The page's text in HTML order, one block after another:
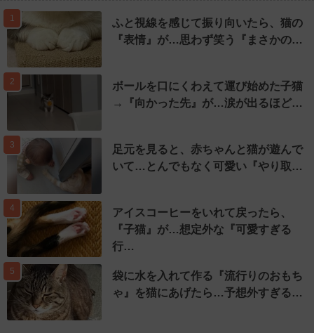
1
ふと視線を感じて振り向いたら、猫の
『表情』が…思わず笑う『まさかの…
2
ボールを口にくわえて運び始めた子猫
→『向かった先』が…涙が出るほど…
3
足元を見ると、赤ちゃんと猫が遊んで
いて…とんでもなく可愛い『やり取…
4
アイスコーヒーをいれて戻ったら、
『子猫』が…想定外な『可愛すぎる
行…
5
袋に水を入れて作る『流行りのおもち
ゃ』を猫にあげたら…予想外すぎる…